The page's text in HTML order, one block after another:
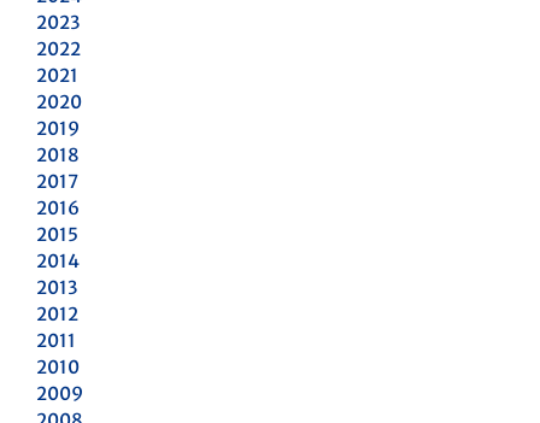
2023
2022
2021
2020
2019
2018
2017
2016
2015
2014
2013
2012
2011
2010
2009